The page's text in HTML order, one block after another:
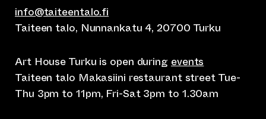
info@taiteentalo.fi
Taiteen talo, Nunnankatu 4, 20700 Turku
Art House Turku is open during events
Taiteen talo Makasiini restaurant street Tue-
Thu 3pm to 11pm, Fri-Sat 3pm to 1.30am